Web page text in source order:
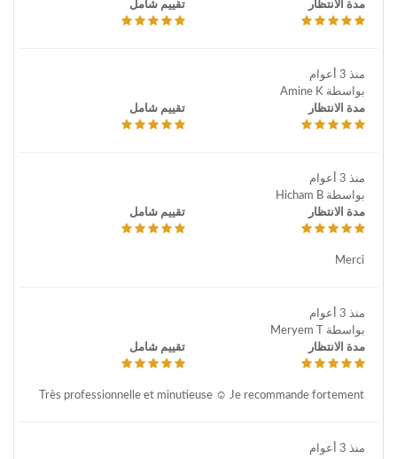
مدة الانتظار تقييم شامل
منذ 3 أعوام
بواسطة Amine K
مدة الانتظار
تقييم شامل
منذ 3 أعوام
بواسطة Hicham B
مدة الانتظار
تقييم شامل
Merci
منذ 3 أعوام
بواسطة Meryem T
مدة الانتظار
تقييم شامل
Très professionnelle et minutieuse ☺️ Je recommande fortement
منذ 3 أعوام